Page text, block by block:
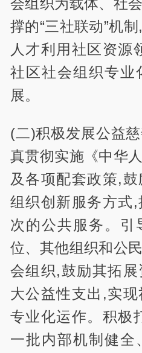
会组织为载体、社
撑的“三社联动”机
人才利用社区资源
社区社会组织专业
展。
(二)积极发展公益
真贯彻实施《中华
及各项配套政策,
组织创新服务方式
次的公共服务。引
位、其他组织和公
会组织,鼓励其拓
大公益性支出,实
专业化运作。积极
一批内部机制健全